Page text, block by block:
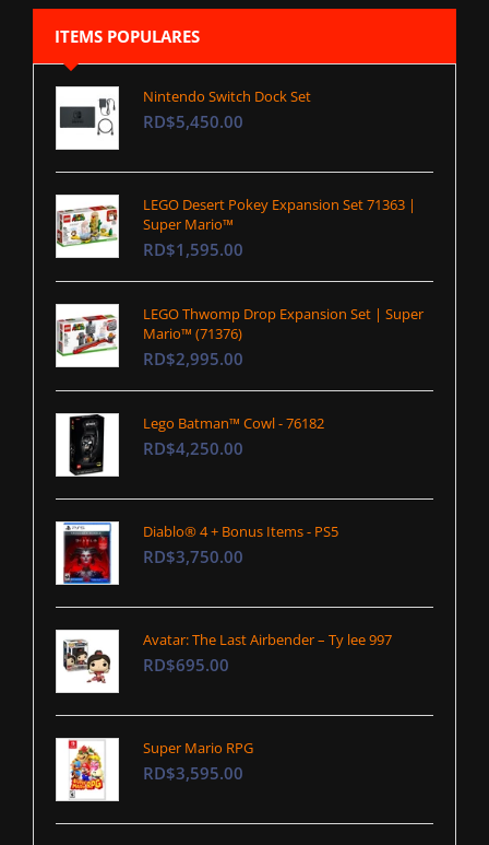
ITEMS POPULARES
Nintendo Switch Dock Set
RD$5,450.00
LEGO Desert Pokey Expansion Set 71363 |
Super Mario™
RD$1,595.00
LEGO Thwomp Drop Expansion Set | Super
Mario™ (71376)
RD$2,995.00
Lego Batman™ Cowl - 76182
RD$4,250.00
Diablo® 4 + Bonus Items - PS5
RD$3,750.00
Avatar: The Last Airbender – Ty lee 997
RD$695.00
Super Mario RPG
RD$3,595.00